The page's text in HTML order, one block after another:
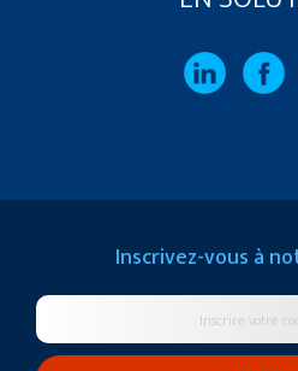
Inscrivez-vous à